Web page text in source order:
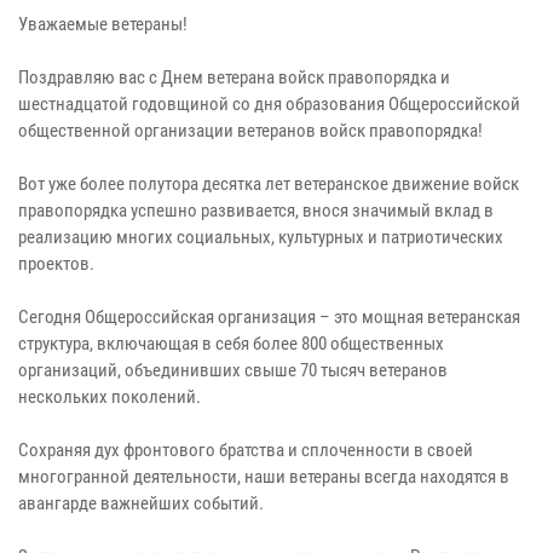
Уважаемые ветераны!
Поздравляю вас с Днем ветерана войск правопорядка и
шестнадцатой годовщиной со дня образования Общероссийской
общественной организации ветеранов войск правопорядка!
Вот уже более полутора десятка лет ветеранское движение войск
правопорядка успешно развивается, внося значимый вклад в
реализацию многих социальных, культурных и патриотических
проектов.
Сегодня Общероссийская организация – это мощная ветеранская
структура, включающая в себя более 800 общественных
организаций, объединивших свыше 70 тысяч ветеранов
нескольких поколений.
Сохраняя дух фронтового братства и сплоченности в своей
многогранной деятельности, наши ветераны всегда находятся в
авангарде важнейших событий.